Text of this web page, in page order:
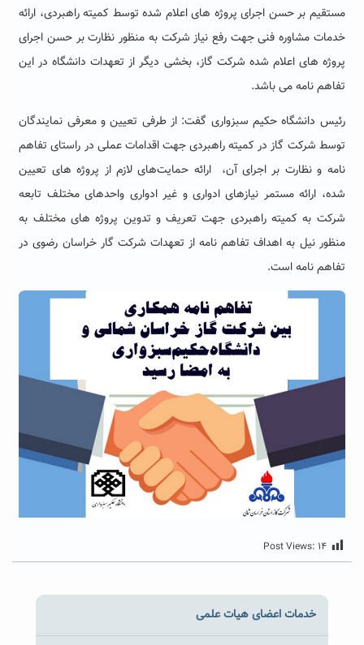
مستقیم بر حسن اجرای پروژه های اعلام شده توسط کمیته راهبردی، ارائه
خدمات مشاوره فنی جهت رفع نیاز شرکت به منظور نظارت بر حسن اجرای
پروژه های اعلام شده شرکت گاز، بخشی دیگر از تعهدات دانشگاه در این
تفاهم نامه می باشد.
رئیس دانشگاه حکیم سبزواری گفت: از طرفی تعیین و معرفی نمایندگان
توسط شرکت گاز در کمیته راهبردی جهت اقدامات عملی در راستای تفاهم
نامه و نظارت بر اجرای آن، ارائه حمایت‌های لازم از پروژه های تعیین
شده، ارائه مستمر نیازهای ادواری و غیر ادواری واحدهای مختلف تابعه
شرکت به کمیته راهبردی جهت تعریف و تدوین پروژه های مختلف به
منظور نیل به اهداف تفاهم نامه از تعهدات شرکت گار خراسان رضوی در
تفاهم نامه است.
Post Views: ۱۴
خدمات اعضای هیات علمی